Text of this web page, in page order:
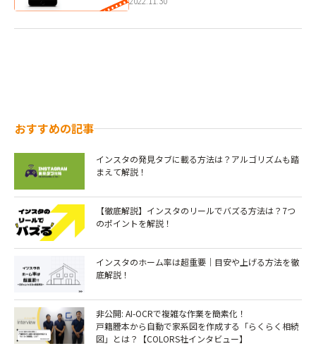
おすすめの記事
インスタの発見タブに載る方法は？アルゴリズムも踏
まえて解説！
【徹底解説】インスタのリールでバズる方法は？7つ
のポイントを解説！￼
インスタのホーム率は超重要｜目安や上げる方法を徹
底解説！
非公開: AI-OCRで複雑な作業を簡素化！
戸籍謄本から自動で家系図を作成する「らくらく相続
図」とは？【COLORS社インタビュー】